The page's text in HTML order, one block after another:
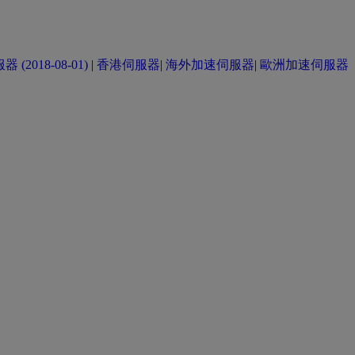
(2018-08-01) | 香港伺服器| 海外加速伺服器| 歐洲加速伺服器